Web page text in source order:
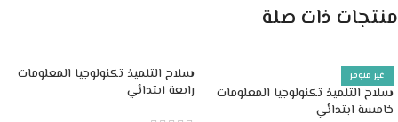
منتجات ذات صلة
غير متوفر
سلاح التلميذ تكنولوجيا المعلومات
خامسة ابتدائي
سلاح التلميذ تكنولوجيا المعلومات
رابعة ابتدائي